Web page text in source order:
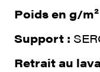
Poids en g/
Support :
Retrait au